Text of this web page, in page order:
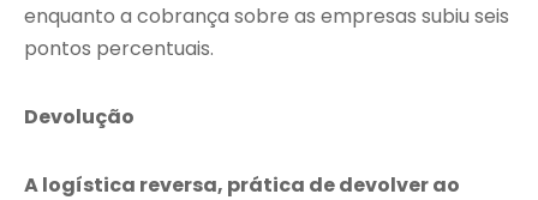
enquanto a cobrança sobre as empresas subiu seis
pontos percentuais.
Devolução
A logística reversa, prática de devolver ao